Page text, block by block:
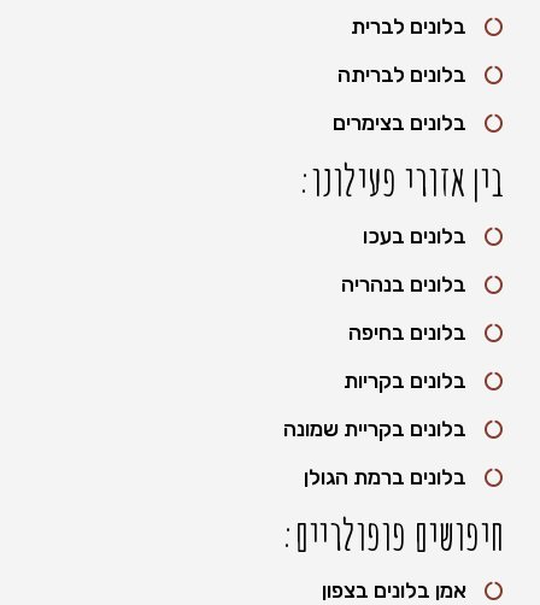
בלונים לברית
בלונים לבריתה
בלונים בצימרים
בין אזורי פעילונו:
בלונים בעכו
בלונים בנהריה
בלונים בחיפה
בלונים בקריות
בלונים בקריית שמונה
בלונים ברמת הגולן
חיפושים פופולריים:
אמן בלונים בצפון